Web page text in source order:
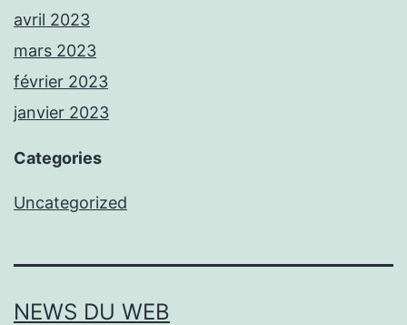
avril 2023
mars 2023
février 2023
janvier 2023
Categories
Uncategorized
NEWS DU WEB